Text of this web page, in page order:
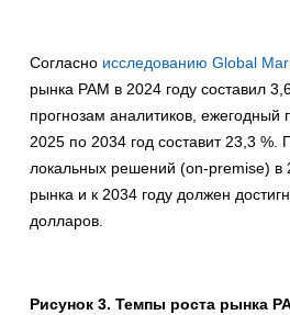
Согласно исследованию Global
рынка PAM в 2024 году составил
прогнозам аналитиков, ежегодный
2025 по 2034 год составит 23,3 %.
локальных решений (on-premise) в
рынка и к 2034 году должен
долларов.
Рисунок 3. Темпы роста рынка